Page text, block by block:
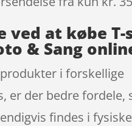
ved at købe
& Sang
i forskellige
er der bedre fordele,
findes i fysiske